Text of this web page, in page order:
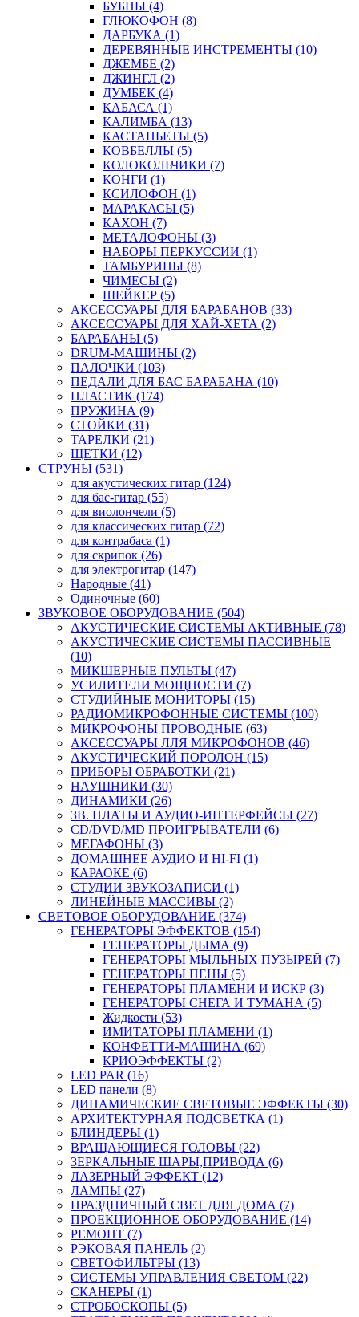
БУБНЫ (4)
ГЛЮКОФОН (8)
ДАРБУКА (1)
ДЕРЕВЯННЫЕ ИНСТРЕМЕНТЫ (10)
ДЖЕМБЕ (2)
ДЖИНГЛ (2)
ДУМБЕК (4)
КАБАСА (1)
КАЛИМБА (13)
КАСТАНЬЕТЫ (5)
КОВБЕЛЛЫ (5)
КОЛОКОЛЬЧИКИ (7)
КОНГИ (1)
КСИЛОФОН (1)
МАРАКАСЫ (5)
КАХОН (7)
МЕТАЛОФОНЫ (3)
НАБОРЫ ПЕРКУССИИ (1)
ТАМБУРИНЫ (8)
ЧИМЕСЫ (2)
ШЕЙКЕР (5)
АКСЕССУАРЫ ДЛЯ БАРАБАНОВ (33)
АКСЕССУАРЫ ДЛЯ ХАЙ-ХЕТА (2)
БАРАБАНЫ (5)
DRUM-МАШИНЫ (2)
ПАЛОЧКИ (103)
ПЕДАЛИ ДЛЯ БАС БАРАБАНА (10)
ПЛАСТИК (174)
ПРУЖИНА (9)
СТОЙКИ (31)
ТАРЕЛКИ (21)
ЩЕТКИ (12)
СТРУНЫ (531)
для акустических гитар (124)
для бас-гитар (55)
для виолончели (5)
для классических гитар (72)
для контрабаса (1)
для скрипок (26)
для электрогитар (147)
Народные (41)
Одиночные (60)
ЗВУКОВОЕ ОБОРУДОВАНИЕ (504)
АКУСТИЧЕСКИЕ СИСТЕМЫ АКТИВНЫЕ (78)
АКУСТИЧЕСКИЕ СИСТЕМЫ ПАССИВНЫЕ
(10)
МИКШЕРНЫЕ ПУЛЬТЫ (47)
УСИЛИТЕЛИ МОЩНОСТИ (7)
СТУДИЙНЫЕ МОНИТОРЫ (15)
РАДИОМИКРОФОННЫЕ СИСТЕМЫ (100)
МИКРОФОНЫ ПРОВОДНЫЕ (63)
АКСЕССУАРЫ ЛЛЯ МИКРОФОНОВ (46)
АКУСТИЧЕСКИЙ ПОРОЛОН (15)
ПРИБОРЫ ОБРАБОТКИ (21)
НАУШНИКИ (30)
ДИНАМИКИ (26)
ЗВ. ПЛАТЫ И АУДИО-ИНТЕРФЕЙСЫ (27)
CD/DVD/MD ПРОИГРЫВАТЕЛИ (6)
МЕГАФОНЫ (3)
ДОМАШНЕЕ АУДИО И HI-FI (1)
КАРАОКЕ (6)
СТУДИИ ЗВУКОЗАПИСИ (1)
ЛИНЕЙНЫЕ МАССИВЫ (2)
СВЕТОВОЕ ОБОРУДОВАНИЕ (374)
ГЕНЕРАТОРЫ ЭФФЕКТОВ (154)
ГЕНЕРАТОРЫ ДЫМА (9)
ГЕНЕРАТОРЫ МЫЛЬНЫХ ПУЗЫРЕЙ (7)
ГЕНЕРАТОРЫ ПЕНЫ (5)
ГЕНЕРАТОРЫ ПЛАМЕНИ И ИСКР (3)
ГЕНЕРАТОРЫ СНЕГА И ТУМАНА (5)
Жидкости (53)
ИМИТАТОРЫ ПЛАМЕНИ (1)
КОНФЕТТИ-МАШИНА (69)
КРИОЭФФЕКТЫ (2)
LED PAR (16)
LED панели (8)
ДИНАМИЧЕСКИЕ СВЕТОВЫЕ ЭФФЕКТЫ (30)
АРХИТЕКТУРНАЯ ПОДСВЕТКА (1)
БЛИНДЕРЫ (1)
ВРАЩАЮЩИЕСЯ ГОЛОВЫ (22)
ЗЕРКАЛЬНЫЕ ШАРЫ,ПРИВОДА (6)
ЛАЗЕРНЫЙ ЭФФЕКТ (12)
ЛАМПЫ (27)
ПРАЗДНИЧНЫЙ СВЕТ ДЛЯ ДОМА (7)
ПРОЕКЦИОННОЕ ОБОРУДОВАНИЕ (14)
РЕМОНТ (7)
РЭКОВАЯ ПАНЕЛЬ (2)
СВЕТОФИЛЬТРЫ (13)
СИСТЕМЫ УПРАВЛЕНИЯ СВЕТОМ (22)
СКАНЕРЫ (1)
СТРОБОСКОПЫ (5)